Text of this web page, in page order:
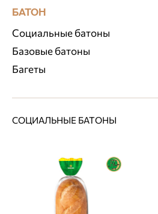
БАТОН
Социальные батоны
Базовые батоны
Багеты
СОЦИАЛЬНЫЕ БАТОНЫ